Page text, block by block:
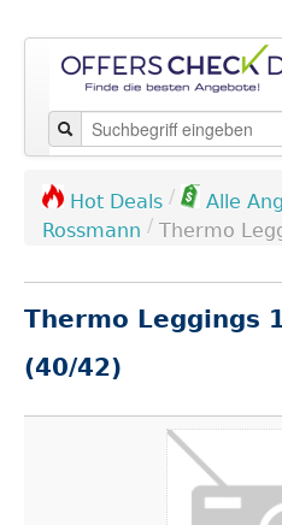
Hot Deals / Alle
Rossmann / Thermo
Thermo Leggings
(40/42)